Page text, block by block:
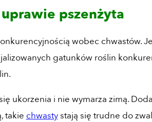
pszenżyta
wobec chwastów.
gatunków roślin
ukorzenia i nie wymarza zimą.
takie chwastystają się trudne do